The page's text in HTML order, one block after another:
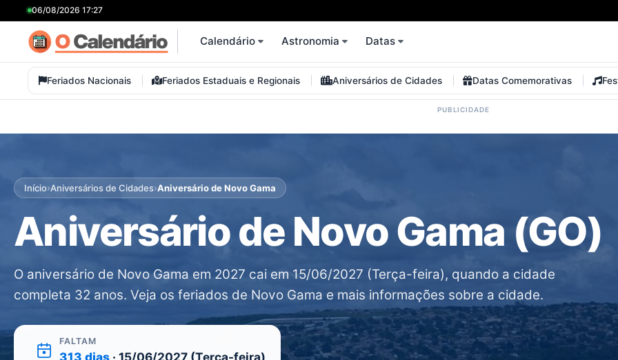
06/08/2026 17:27
Calendário Astronomia Datas
Feriados Nacionais Feriados Estaduais e Regionais Aniversários de Cidades Datas Comemorativas
Início›Aniversários de Cidades›Aniversário de Novo Gama
Aniversário de Novo Gama (GO)
O aniversário de Novo Gama em 2027 cai em 15/06/2027 (Terça-feira), quando a cidade
completa 32 anos. Veja os feriados de Novo Gama e mais informações sobre a cidade.
FALTAM
313 dias · 15/06/2027 (Terça-feira)